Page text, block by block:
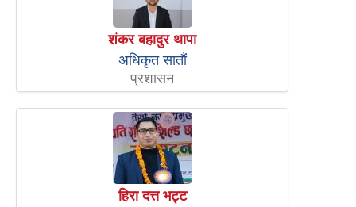
शंकर बहादुर थापा
अधिकृत सातौं
प्रशासन
हिरा दत्त भट्ट